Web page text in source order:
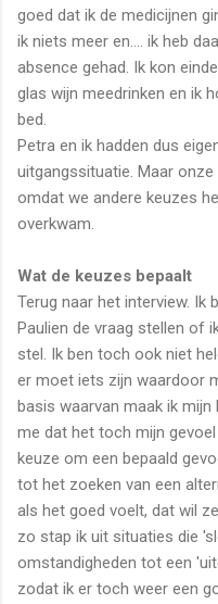
goed dat ik de medicijnen
ik niets meer en.... ik heb
absence gehad. Ik kon
glas wijn meedrinken en ik
bed.
Petra en ik hadden dus
uitgangssituatie. Maar
omdat we andere keuzes
overkwam.
Wat de keuzes bepaalt
Terug naar het interview.
Paulien de vraag stellen of
stel. Ik ben toch ook niet
er moet iets zijn waardoor
basis waarvan maak ik
me dat het toch mijn
keuze om een bepaald
tot het zoeken van een
als het goed voelt, dat wil
zo stap ik uit situaties die
omstandigheden tot een
zodat ik er toch weer een